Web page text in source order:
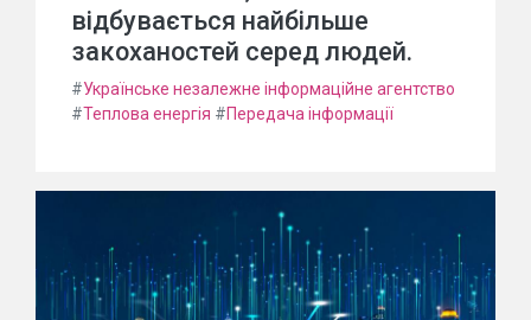
відбувається найбільше
закоханостей серед людей.
#Українське незалежне інформаційне агентство
#Теплова енергія #Передача інформації